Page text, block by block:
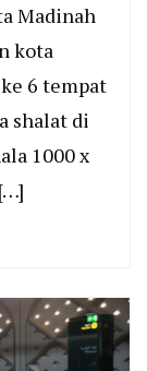
Madinah
kota
6 tempat
shalat di
1000 x